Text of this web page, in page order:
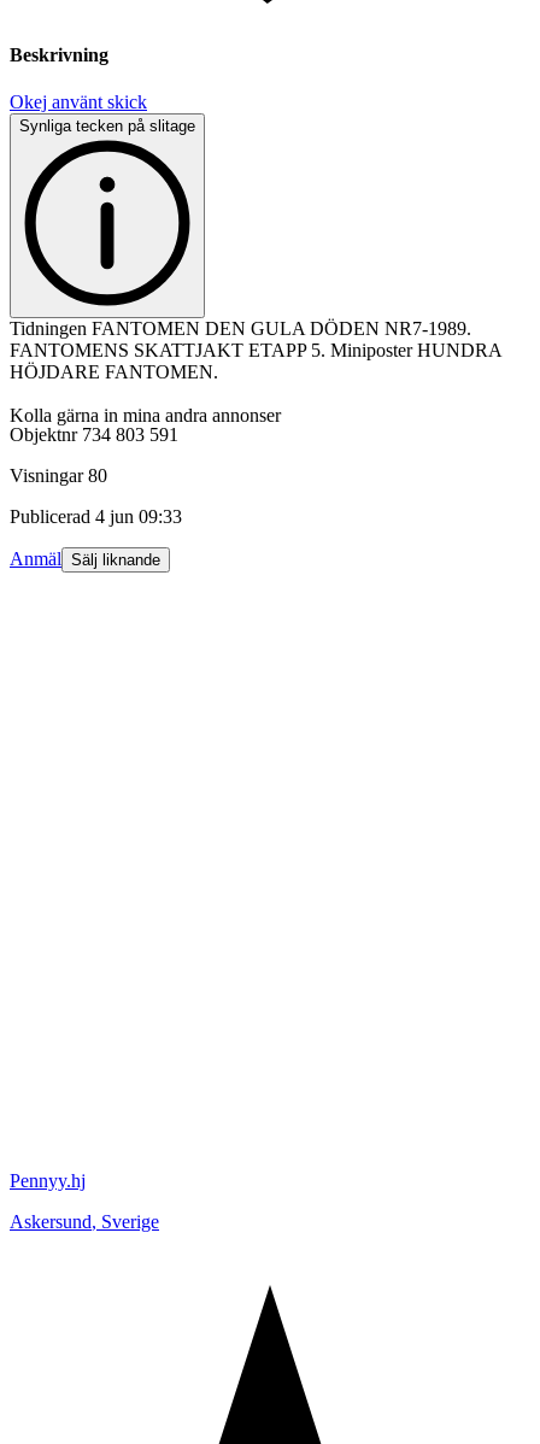
Beskrivning
Okej använt skick
Synliga tecken på slitage
Tidningen FANTOMEN DEN GULA DÖDEN NR7-1989.
FANTOMENS SKATTJAKT ETAPP 5. Miniposter HUNDRA
HÖJDARE FANTOMEN.
Kolla gärna in mina andra annonser
Objektnr 734 803 591
Visningar 80
Publicerad 4 jun 09:33
Anmäl Sälj liknande
Pennyy.hj
Askersund, Sverige